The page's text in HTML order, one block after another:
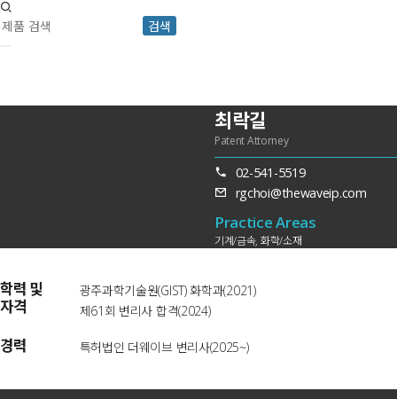
검색
최락길
Patent Attorney
02-541-5519
rgchoi@thewaveip.com
Practice Areas
기계/금속, 화학/소재
학력 및
자격
광주과학기술원(GIST) 화학과(2021)
제61회 변리사 합격(2024)
경력 특허법인 더웨이브 변리사(2025~)